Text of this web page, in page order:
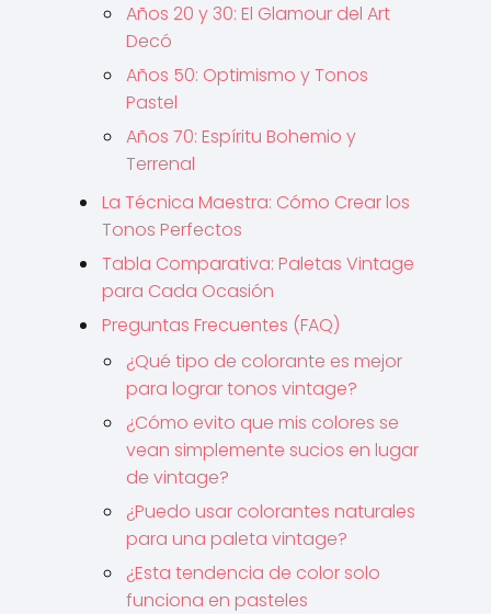
Años 20 y 30: El Glamour del Art
Decó
Años 50: Optimismo y Tonos
Pastel
Años 70: Espíritu Bohemio y
Terrenal
La Técnica Maestra: Cómo Crear los
Tonos Perfectos
Tabla Comparativa: Paletas Vintage
para Cada Ocasión
Preguntas Frecuentes (FAQ)
¿Qué tipo de colorante es mejor
para lograr tonos vintage?
¿Cómo evito que mis colores se
vean simplemente sucios en lugar
de vintage?
¿Puedo usar colorantes naturales
para una paleta vintage?
¿Esta tendencia de color solo
funciona en pasteles